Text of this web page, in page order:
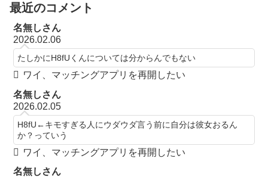
最近のコメント
名無しさん
2026.02.06
たしかにH8fUくんについては分からんでもない
ワイ、マッチングアプリを再開したい
名無しさん
2026.02.05
H8fU←キモすぎる人にウダウダ言う前に自分は彼女おるん
か？っていう
ワイ、マッチングアプリを再開したい
名無しさん